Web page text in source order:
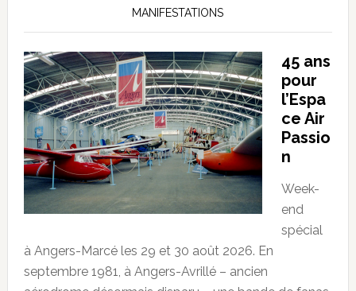
MANIFESTATIONS
45 ans
pour
l’Espa
ce Air
Passio
n
Week-
end
spécial
à Angers-Marcé les 29 et 30 août 2026. En
septembre 1981, à Angers-Avrillé – ancien